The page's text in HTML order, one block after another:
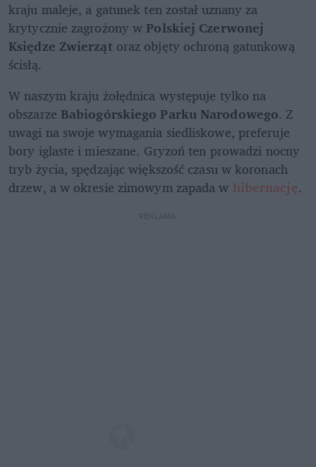
kraju maleje, a gatunek ten został uznany za
krytycznie zagrożony w Polskiej Czerwonej
Księdze Zwierząt oraz objęty ochroną gatunkową
ścisłą.
W naszym kraju żołędnica występuje tylko na
obszarze Babiogórskiego Parku Narodowego. Z
uwagi na swoje wymagania siedliskowe, preferuje
bory iglaste i mieszane. Gryzoń ten prowadzi nocny
tryb życia, spędzając większość czasu w koronach
drzew, a w okresie zimowym zapada w hibernację.
REKLAMA